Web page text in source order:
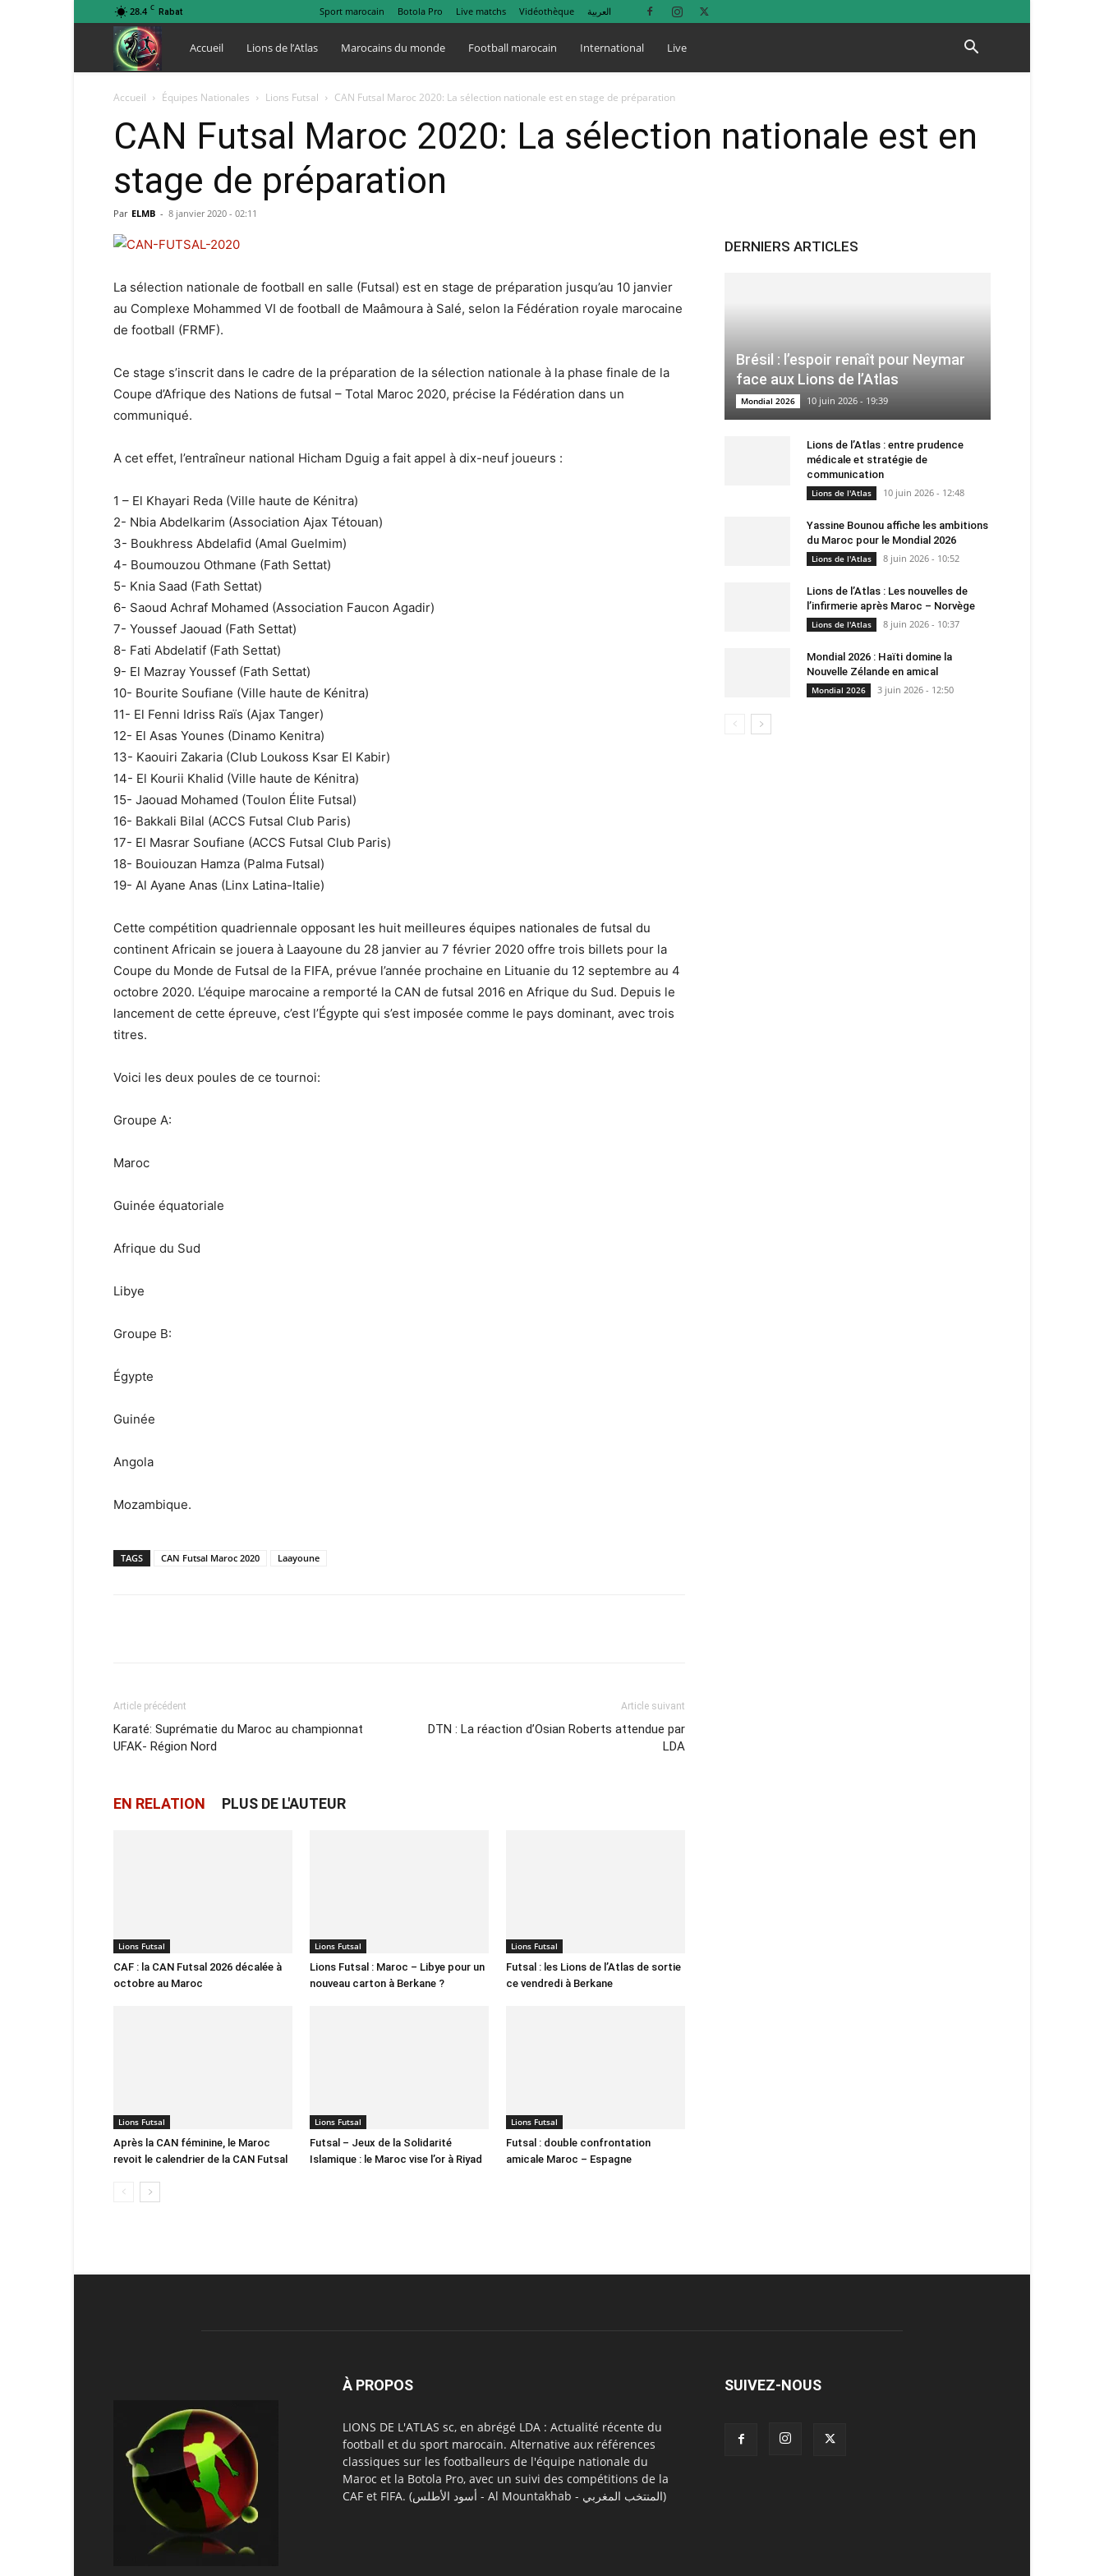
28.4 C Rabat Sport marocain Botola Pro Live matchs Vidéothèque العربية
Lions
de
l
Atlas
Accueil Lions de l’Atlas Marocains du monde Football marocain International Live
Accueil Équipes Nationales Lions Futsal CAN Futsal Maroc 2020: La sélection nationale est en stage de préparation
CAN Futsal Maroc 2020: La sélection nationale est en
stage de préparation
Par ELMB - 8 janvier 2020 - 02:11
La sélection nationale de football en salle (Futsal) est en stage de préparation jusqu’au 10 janvier
au Complexe Mohammed VI de football de Maâmoura à Salé, selon la Fédération royale marocaine
de football (FRMF).
Ce stage s’inscrit dans le cadre de la préparation de la sélection nationale à la phase finale de la
Coupe d’Afrique des Nations de futsal – Total Maroc 2020, précise la Fédération dans un
communiqué.
A cet effet, l’entraîneur national Hicham Dguig a fait appel à dix-neuf joueurs :
1 – El Khayari Reda (Ville haute de Kénitra)
2- Nbia Abdelkarim (Association Ajax Tétouan)
3- Boukhress Abdelafid (Amal Guelmim)
4- Boumouzou Othmane (Fath Settat)
5- Knia Saad (Fath Settat)
6- Saoud Achraf Mohamed (Association Faucon Agadir)
7- Youssef Jaouad (Fath Settat)
8- Fati Abdelatif (Fath Settat)
9- El Mazray Youssef (Fath Settat)
10- Bourite Soufiane (Ville haute de Kénitra)
11- El Fenni Idriss Raïs (Ajax Tanger)
12- El Asas Younes (Dinamo Kenitra)
13- Kaouiri Zakaria (Club Loukoss Ksar El Kabir)
14- El Kourii Khalid (Ville haute de Kénitra)
15- Jaouad Mohamed (Toulon Élite Futsal)
16- Bakkali Bilal (ACCS Futsal Club Paris)
17- El Masrar Soufiane (ACCS Futsal Club Paris)
18- Bouiouzan Hamza (Palma Futsal)
19- Al Ayane Anas (Linx Latina-Italie)
Cette compétition quadriennale opposant les huit meilleures équipes nationales de futsal du
continent Africain se jouera à Laayoune du 28 janvier au 7 février 2020 offre trois billets pour la
Coupe du Monde de Futsal de la FIFA, prévue l’année prochaine en Lituanie du 12 septembre au 4
octobre 2020. L’équipe marocaine a remporté la CAN de futsal 2016 en Afrique du Sud. Depuis le
lancement de cette épreuve, c’est l’Égypte qui s’est imposée comme le pays dominant, avec trois
titres.
Voici les deux poules de ce tournoi:
Groupe A:
Maroc
Guinée équatoriale
Afrique du Sud
Libye
Groupe B:
Égypte
Guinée
Angola
Mozambique.
TAGS CAN Futsal Maroc 2020 Laayoune
Article précédent
Karaté: Suprématie du Maroc au championnat
UFAK- Région Nord
Article suivant
DTN : La réaction d’Osian Roberts attendue par
LDA
EN RELATION PLUS DE L'AUTEUR
Lions Futsal
CAF : la CAN Futsal 2026 décalée à
octobre au Maroc
Lions Futsal
Lions Futsal : Maroc – Libye pour un
nouveau carton à Berkane ?
Lions Futsal
Futsal : les Lions de l’Atlas de sortie
ce vendredi à Berkane
Lions Futsal
Après la CAN féminine, le Maroc
revoit le calendrier de la CAN Futsal
Lions Futsal
Futsal – Jeux de la Solidarité
Islamique : le Maroc vise l’or à Riyad
Lions Futsal
Futsal : double confrontation
amicale Maroc – Espagne
DERNIERS ARTICLES
Brésil : l’espoir renaît pour Neymar
face aux Lions de l’Atlas
Mondial 2026 10 juin 2026 - 19:39
Lions de l’Atlas : entre prudence
médicale et stratégie de
communication
Lions de l'Atlas 10 juin 2026 - 12:48
Yassine Bounou affiche les ambitions
du Maroc pour le Mondial 2026
Lions de l'Atlas 8 juin 2026 - 10:52
Lions de l’Atlas : Les nouvelles de
l’infirmerie après Maroc – Norvège
Lions de l'Atlas 8 juin 2026 - 10:37
Mondial 2026 : Haïti domine la
Nouvelle Zélande en amical
Mondial 2026 3 juin 2026 - 12:50
À PROPOS
LIONS DE L'ATLAS sc, en abrégé LDA : Actualité récente du
football et du sport marocain. Alternative aux références
classiques sur les footballeurs de l'équipe nationale du
Maroc et la Botola Pro, avec un suivi des compétitions de la
CAF et FIFA. (أسود الأطلس - Al Mountakhab - المنتخب المغربي)
SUIVEZ-NOUS